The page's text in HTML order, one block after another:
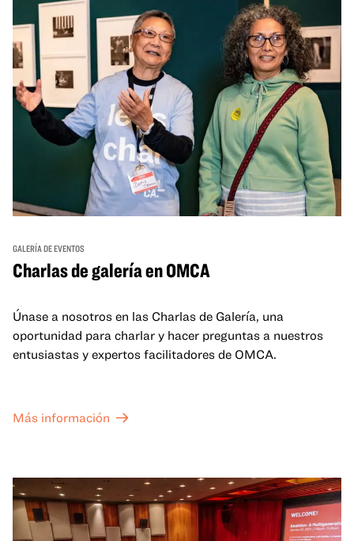
GALERÍA DE EVENTOS
Charlas de galería en OMCA
Únase a nosotros en las Charlas de Galería, una
oportunidad para charlar y hacer preguntas a nuestros
entusiastas y expertos facilitadores de OMCA.
Más información